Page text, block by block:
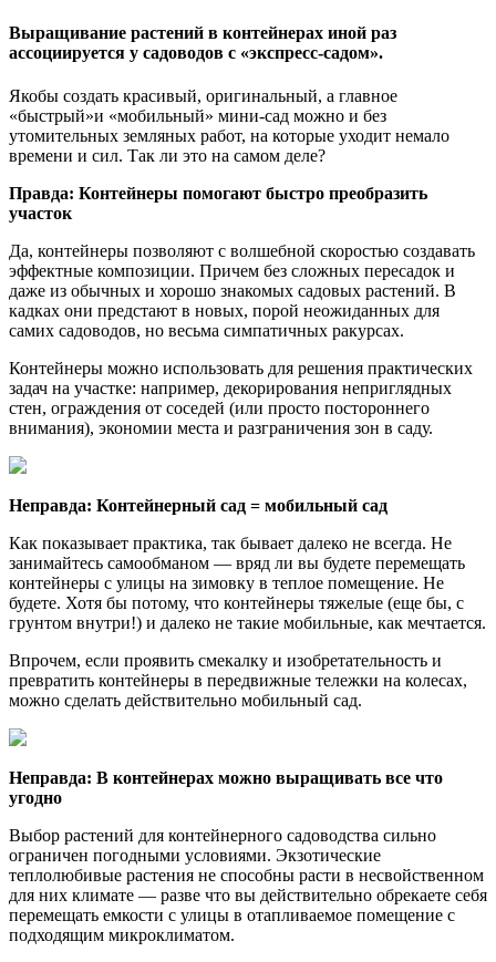
Выращивание растений в контейнерах иной раз
ассоциируется у садоводов с «экспресс-садом».
Якобы создать красивый, оригинальный, а главное
«быстрый»и «мобильный» мини-сад можно и без
утомительных земляных работ, на которые уходит немало
времени и сил. Так ли это на самом деле?
Правда: Контейнеры помогают быстро преобразить
участок
Да, контейнеры позволяют с волшебной скоростью создавать
эффектные композиции. Причем без сложных пересадок и
даже из обычных и хорошо знакомых садовых растений. В
кадках они предстают в новых, порой неожиданных для
самих садоводов, но весьма симпатичных ракурсах.
Контейнеры можно использовать для решения практических
задач на участке: например, декорирования неприглядных
стен, ограждения от соседей (или просто постороннего
внимания), экономии места и разграничения зон в саду.
Неправда: Контейнерный сад = мобильный сад
Как показывает практика, так бывает далеко не всегда. Не
занимайтесь самообманом — вряд ли вы будете перемещать
контейнеры с улицы на зимовку в теплое помещение. Не
будете. Хотя бы потому, что контейнеры тяжелые (еще бы, с
грунтом внутри!) и далеко не такие мобильные, как мечтается.
Впрочем, если проявить смекалку и изобретательность и
превратить контейнеры в передвижные тележки на колесах,
можно сделать действительно мобильный сад.
Неправда: В контейнерах можно выращивать все что
угодно
Выбор растений для контейнерного садоводства сильно
ограничен погодными условиями. Экзотические
теплолюбивые растения не способны расти в несвойственном
для них климате — разве что вы действительно обрекаете себя
перемещать емкости с улицы в отапливаемое помещение с
подходящим микроклиматом.